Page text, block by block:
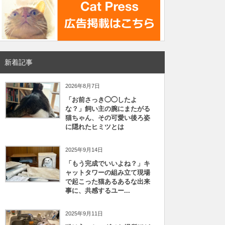
新着記事
2026年8月7日
「お前さっき◯◯したよ
な？」飼い主の腕にまたがる
猫ちゃん、その可愛い後ろ姿
に隠れたヒミツとは
2025年9月14日
「もう完成でいいよね？」キ
ャットタワーの組み立て現場
で起こった猫あるあるな出来
事に、共感するユー...
2025年9月11日